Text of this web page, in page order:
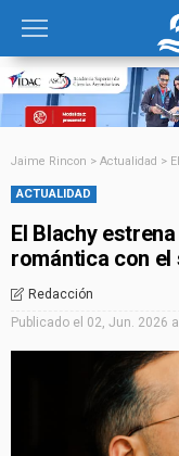
Jaime Rincon > Actualidad >
ACTUALIDAD
El Blachy
romántica con
Redacción
Publicado el 02, Jun. 2026